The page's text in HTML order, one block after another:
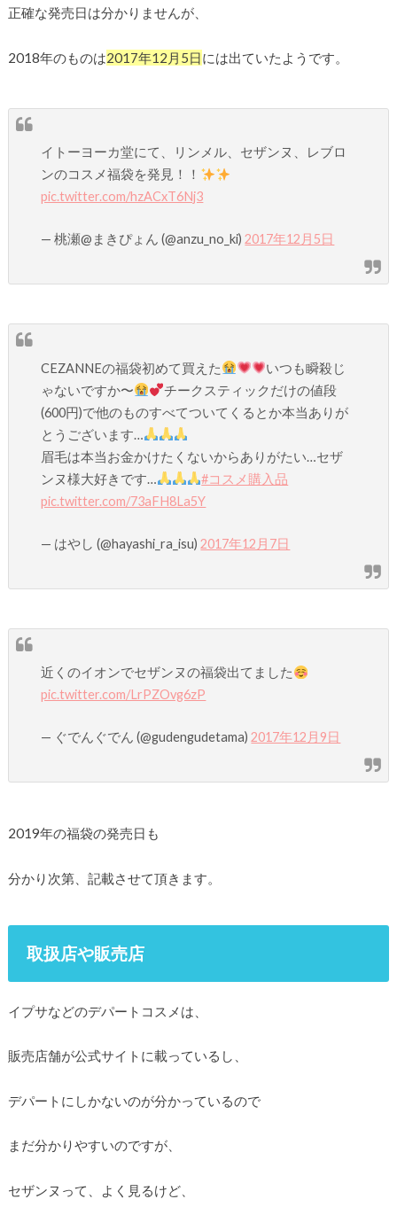
正確な発売日は分かりませんが、
2018年のものは2017年12月5日には出ていたようです。
イトーヨーカ堂にて、リンメル、セザンヌ、レブロ
ンのコスメ福袋を発見！！
pic.twitter.com/hzACxT6Nj3
— 桃瀬@まきぴょん (@anzu_no_ki)2017年12月5日
CEZANNEの福袋初めて買えた
いつも瞬殺じ
ゃないですか〜
チークスティックだけの値段
(600円)で他のものすべてついてくるとか本当ありが
とうございます…
眉毛は本当お金かけたくないからありがたい…セザ
ンヌ様大好きです…
#コスメ購入品
pic.twitter.com/73aFH8La5Y
— はやし (@hayashi_ra_isu)2017年12月7日
近くのイオンでセザンヌの福袋出てました
pic.twitter.com/LrPZOvg6zP
— ぐでんぐでん (@gudengudetama)2017年12月9日
2019年の福袋の発売日も
分かり次第、記載させて頂きます。
取扱店や販売店
イプサなどのデパートコスメは、
販売店舗が公式サイトに載っているし、
デパートにしかないのが分かっているので
まだ分かりやすいのですが、
セザンヌって、よく見るけど、